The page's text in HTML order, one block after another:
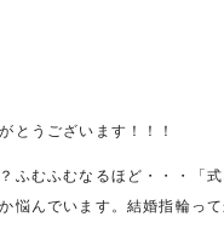
とうございます！！！
ふむふむなるほど・・・「
悩んでいます。結婚指輪っ